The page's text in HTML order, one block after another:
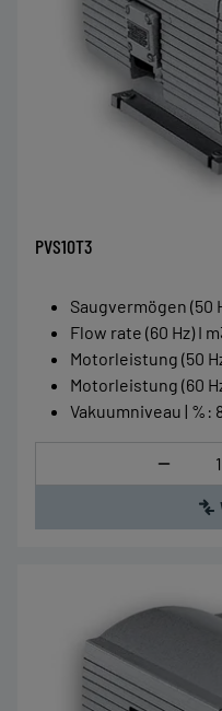
PVS10T3
Saugvermögen (50
Flow rate (60 Hz) I
Motorleistung (50
Motorleistung (60
Vakuumniveau | % :